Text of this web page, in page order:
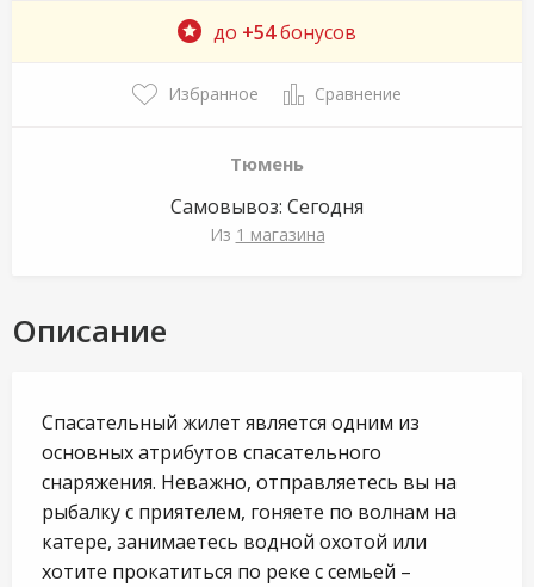
до +54бонусов
Избранное Сравнение
Тюмень
Самовывоз: Сегодня
Из 1 магазина
Описание
Спасательный жилет является одним из
основных атрибутов спасательного
снаряжения. Неважно, отправляетесь вы на
рыбалку с приятелем, гоняете по волнам на
катере, занимаетесь водной охотой или
хотите прокатиться по реке с семьей –